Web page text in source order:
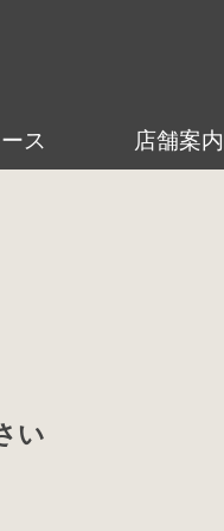
ス 店舗案内
い